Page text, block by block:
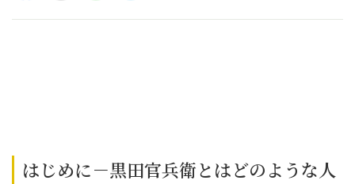
はじめに－黒田官兵衛とはどのような人